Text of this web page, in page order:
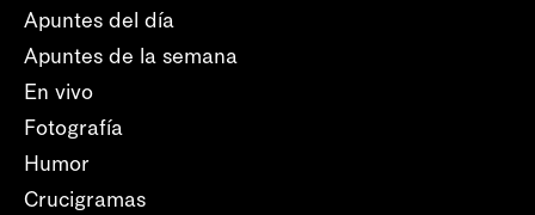
Apuntes del día
Apuntes de la semana
En vivo
Fotografía
Humor
Crucigramas